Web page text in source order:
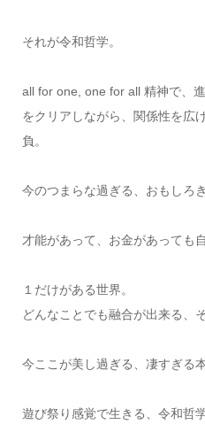
それが令和哲学。
all for one, one for all 精神で、
をクリアしながら、関係性を広
負。
今のつまらな過ぎる、おもしろ
才能があって、お金があっても
１だけがある世界。
どんなことでも融合が出来る、
今ここが美し過ぎる、凄すぎる
遊び祭り感覚で生きる、令和哲